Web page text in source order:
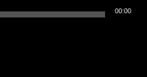
00:00